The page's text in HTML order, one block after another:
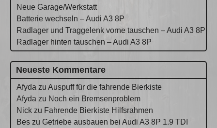
Neue Garage/Werkstatt
Batterie wechseln – Audi A3 8P
Radlager und Traggelenk vorne tauschen – Audi A3 8P
Radlager hinten tauschen – Audi A3 8P
Neueste Kommentare
Afyda zuAuspuff für die fahrende Bierkiste
Afyda zu Noch ein Bremsenproblem
Nick zu Fahrende Bierkiste Hilfsrahmen
Bes zuGetriebe ausbauen bei Audi A3 8P 1.9 TDI